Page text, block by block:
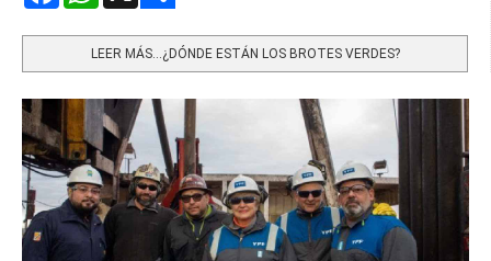
LEER MÁS…¿DÓNDE ESTÁN LOS BROTES VERDES?